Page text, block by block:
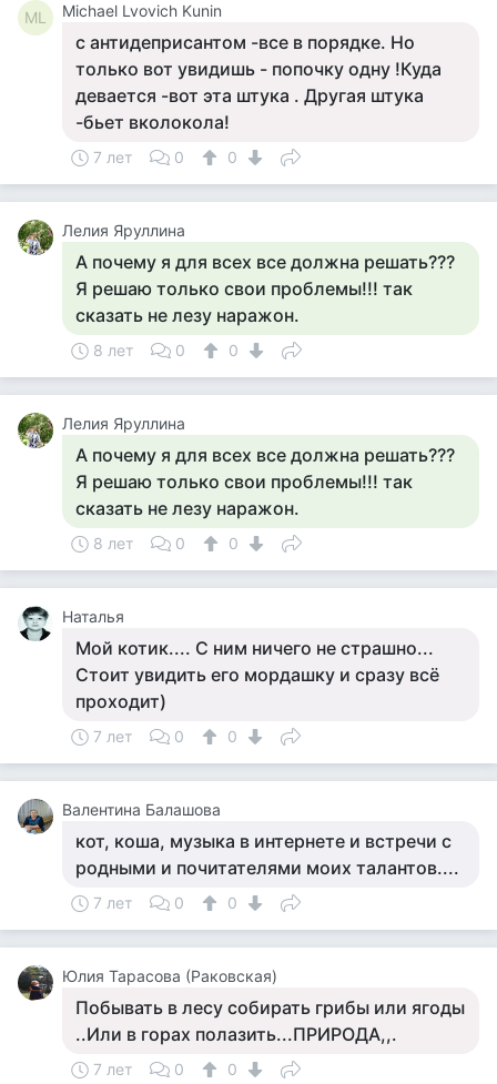
ML Michael Lvovich Kunin
с антидеприсантом -все в порядке. Но
только вот увидишь - попочку одну !Куда
девается -вот эта штука . Другая штука
-бьет вколокола!
7 лет 0 0
Лелия Яруллина
А почему я для всех все должна решать???
Я решаю только свои проблемы!!! так
сказать не лезу наражон.
8 лет 0 0
Лелия Яруллина
А почему я для всех все должна решать???
Я решаю только свои проблемы!!! так
сказать не лезу наражон.
8 лет 0 0
Наталья
Мой котик.... С ним ничего не страшно...
Стоит увидить его мордашку и сразу всё
проходит)
7 лет 0 0
Валентина Балашова
кот, коша, музыка в интернете и встречи с
родными и почитателями моих талантов....
7 лет 0 0
Юлия Тарасова (Раковская)
Побывать в лесу собирать грибы или ягоды
..Или в горах полазить...ПРИРОДА,,.
7 лет 0 0